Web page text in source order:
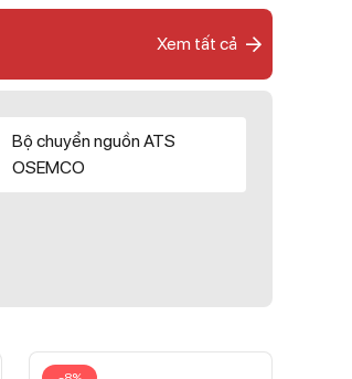
Xem tất cả
Bộ chuyển nguồn ATS
OSEMCO